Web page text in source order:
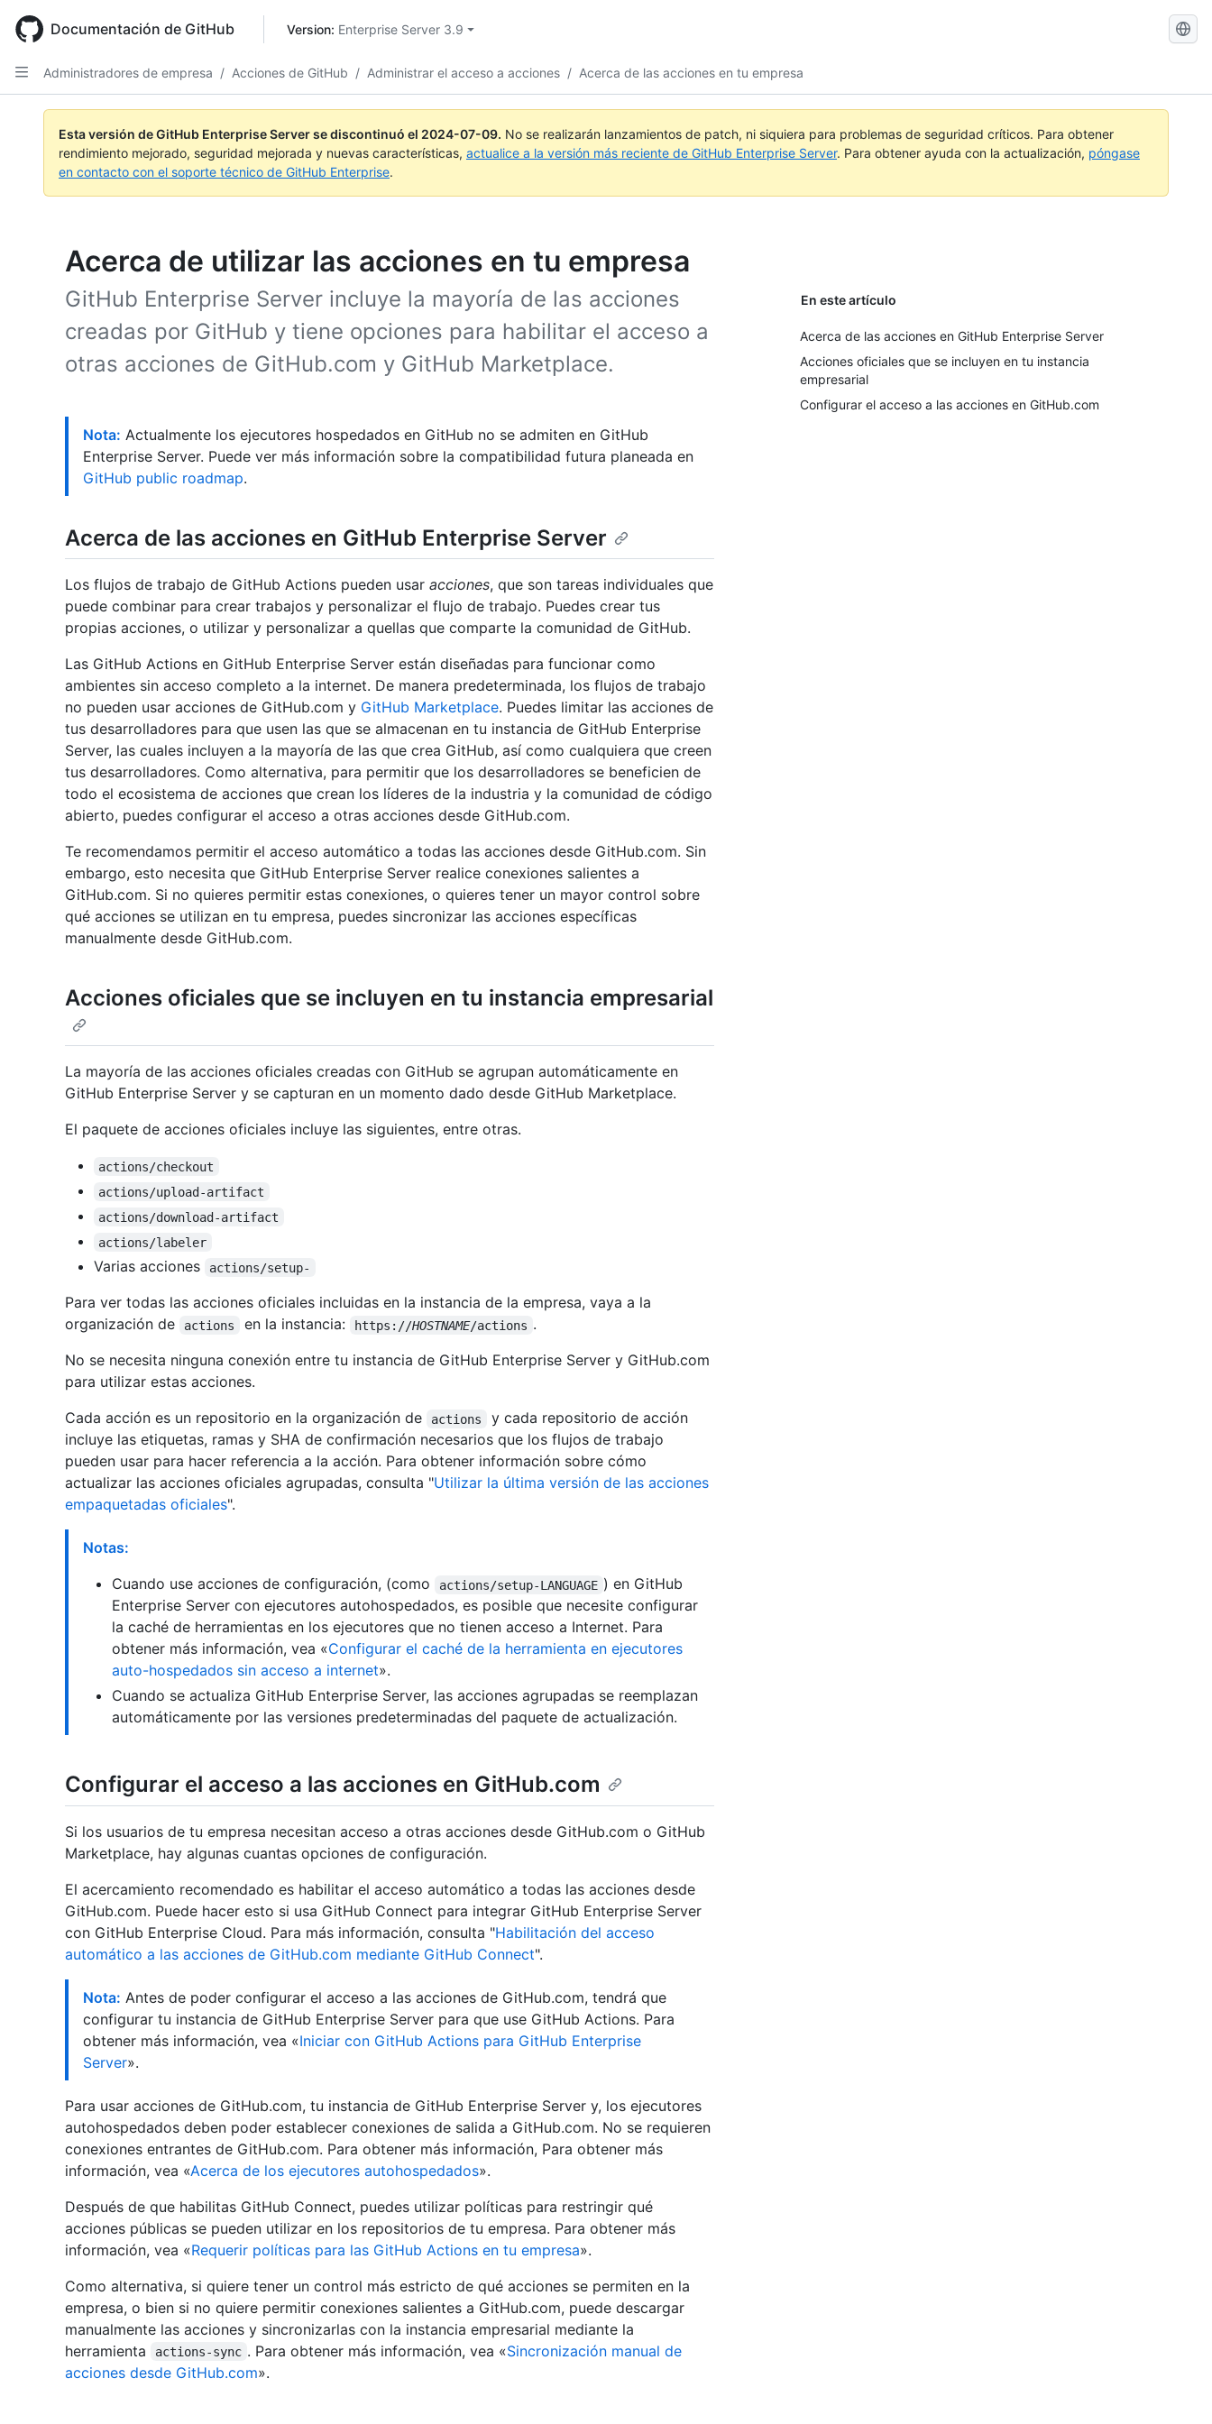
main
content
Documentación de GitHub Version: Enterprise Server 3.9
Buscar
Administradores de empresa / Acciones de GitHub / Administrar el acceso a acciones / Acerca de las acciones en tu empresa
Esta versión de GitHub Enterprise Server se discontinuó el 2024-07-09. No se realizarán lanzamientos de patch, ni siquiera para problemas de seguridad críticos. Para obtener
rendimiento mejorado, seguridad mejorada y nuevas características, actualice a la versión más reciente de GitHub Enterprise Server. Para obtener ayuda con la actualización, póngase
en contacto con el soporte técnico de GitHub Enterprise.
Acerca de utilizar las acciones en tu empresa
GitHub Enterprise Server incluye la mayoría de las acciones
creadas por GitHub y tiene opciones para habilitar el acceso a
otras acciones de GitHub.com y GitHub Marketplace.
En este artículo
Acerca de las acciones en GitHub Enterprise Server
Acciones oficiales que se incluyen en tu instancia
empresarial
Configurar el acceso a las acciones en GitHub.com
Nota: Actualmente los ejecutores hospedados en GitHub no se admiten en GitHub
Enterprise Server. Puede ver más información sobre la compatibilidad futura planeada en
GitHub public roadmap.
Acerca de las acciones en GitHub Enterprise Server
Los flujos de trabajo de GitHub Actions pueden usar acciones, que son tareas individuales que
puede combinar para crear trabajos y personalizar el flujo de trabajo. Puedes crear tus
propias acciones, o utilizar y personalizar a quellas que comparte la comunidad de GitHub.
Las GitHub Actions en GitHub Enterprise Server están diseñadas para funcionar como
ambientes sin acceso completo a la internet. De manera predeterminada, los flujos de trabajo
no pueden usar acciones de GitHub.com y GitHub Marketplace. Puedes limitar las acciones de
tus desarrolladores para que usen las que se almacenan en tu instancia de GitHub Enterprise
Server, las cuales incluyen a la mayoría de las que crea GitHub, así como cualquiera que creen
tus desarrolladores. Como alternativa, para permitir que los desarrolladores se beneficien de
todo el ecosistema de acciones que crean los líderes de la industria y la comunidad de código
abierto, puedes configurar el acceso a otras acciones desde GitHub.com.
Te recomendamos permitir el acceso automático a todas las acciones desde GitHub.com. Sin
embargo, esto necesita que GitHub Enterprise Server realice conexiones salientes a
GitHub.com. Si no quieres permitir estas conexiones, o quieres tener un mayor control sobre
qué acciones se utilizan en tu empresa, puedes sincronizar las acciones específicas
manualmente desde GitHub.com.
Acciones oficiales que se incluyen en tu instancia empresarial
La mayoría de las acciones oficiales creadas con GitHub se agrupan automáticamente en
GitHub Enterprise Server y se capturan en un momento dado desde GitHub Marketplace.
El paquete de acciones oficiales incluye las siguientes, entre otras.
actions/checkout
actions/upload-artifact
actions/download-artifact
actions/labeler
Varias acciones actions/setup-
Para ver todas las acciones oficiales incluidas en la instancia de la empresa, vaya a la
organización de
actions en la instancia: https://HOSTNAME/actions .
No se necesita ninguna conexión entre tu instancia de GitHub Enterprise Server y GitHub.com
para utilizar estas acciones.
Cada acción es un repositorio en la organización de
actions
y cada repositorio de acción
incluye las etiquetas, ramas y SHA de confirmación necesarios que los flujos de trabajo
pueden usar para hacer referencia a la acción. Para obtener información sobre cómo
actualizar las acciones oficiales agrupadas, consulta "Utilizar la última versión de las acciones
empaquetadas oficiales".
Notas:
Cuando use acciones de configuración, (como
actions/setup-LANGUAGE ) en GitHub
Enterprise Server con ejecutores autohospedados, es posible que necesite configurar
la caché de herramientas en los ejecutores que no tienen acceso a Internet. Para
obtener más información, vea «Configurar el caché de la herramienta en ejecutores
auto-hospedados sin acceso a internet».
Cuando se actualiza GitHub Enterprise Server, las acciones agrupadas se reemplazan
automáticamente por las versiones predeterminadas del paquete de actualización.
Configurar el acceso a las acciones en GitHub.com
Si los usuarios de tu empresa necesitan acceso a otras acciones desde GitHub.com o GitHub
Marketplace, hay algunas cuantas opciones de configuración.
El acercamiento recomendado es habilitar el acceso automático a todas las acciones desde
GitHub.com. Puede hacer esto si usa GitHub Connect para integrar GitHub Enterprise Server
con GitHub Enterprise Cloud. Para más información, consulta "Habilitación del acceso
automático a las acciones de GitHub.com mediante GitHub Connect".
Nota: Antes de poder configurar el acceso a las acciones de GitHub.com, tendrá que
configurar tu instancia de GitHub Enterprise Server para que use GitHub Actions. Para
obtener más información, vea «Iniciar con GitHub Actions para GitHub Enterprise
Server».
Para usar acciones de GitHub.com, tu instancia de GitHub Enterprise Server y, los ejecutores
autohospedados deben poder establecer conexiones de salida a GitHub.com. No se requieren
conexiones entrantes de GitHub.com. Para obtener más información, Para obtener más
información, vea «Acerca de los ejecutores autohospedados».
Después de que habilitas GitHub Connect, puedes utilizar políticas para restringir qué
acciones públicas se pueden utilizar en los repositorios de tu empresa. Para obtener más
información, vea «Requerir políticas para las GitHub Actions en tu empresa».
Como alternativa, si quiere tener un control más estricto de qué acciones se permiten en la
empresa, o bien si no quiere permitir conexiones salientes a GitHub.com, puede descargar
manualmente las acciones y sincronizarlas con la instancia empresarial mediante la
herramienta
actions-sync . Para obtener más información, vea «Sincronización manual de
acciones desde GitHub.com».